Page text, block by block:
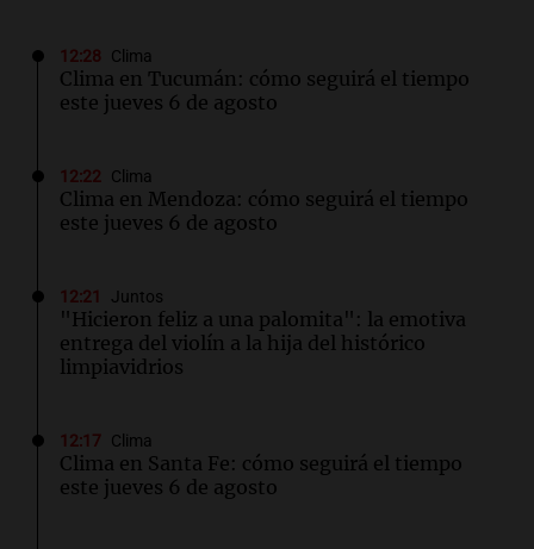
12:28 Clima
Clima en Tucumán: cómo seguirá el tiempo
este jueves 6 de agosto
12:22 Clima
Clima en Mendoza: cómo seguirá el tiempo
este jueves 6 de agosto
12:21 Juntos
"Hicieron feliz a una palomita": la emotiva
entrega del violín a la hija del histórico
limpiavidrios
12:17 Clima
Clima en Santa Fe: cómo seguirá el tiempo
este jueves 6 de agosto